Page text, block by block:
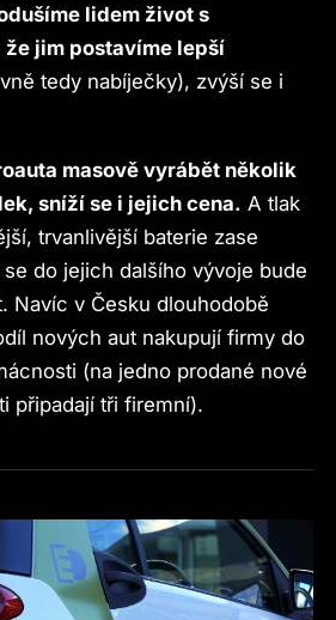
lidem život s
jim postavíme lepší
tedy nabíječky), zvýší se i
masově vyrábět několik
sníží se i jejich cena. A tlak
trvanlivější baterie zase
do jejich dalšího vývoje bude
Navíc v Česku dlouhodobě
nových aut nakupují firmy do
(na jedno prodané nové
připadají tři firemní).